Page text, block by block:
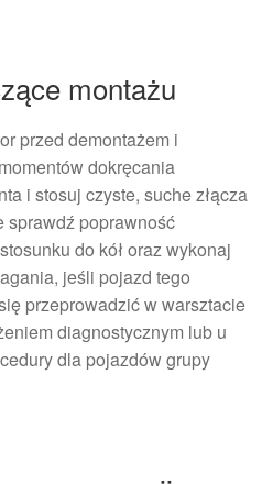
montażu
przed demontażem i
dokręcania
i stosuj czyste, suche złącza
sprawdź poprawność
do kół oraz wykonaj
jeśli pojazd tego
przeprowadzić w warsztacie
diagnostycznym lub u
dla pojazdów grupy